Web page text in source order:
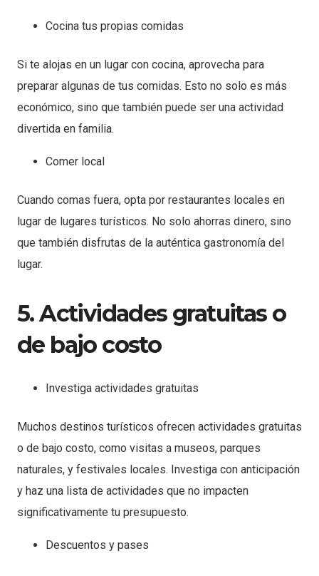
Cocina tus propias comidas
Si te alojas en un lugar con cocina, aprovecha para
preparar algunas de tus comidas. Esto no solo es más
económico, sino que también puede ser una actividad
divertida en familia.
Comer local
Cuando comas fuera, opta por restaurantes locales en
lugar de lugares turísticos. No solo ahorras dinero, sino
que también disfrutas de la auténtica gastronomía del
lugar.
5. Actividades gratuitas o
de bajo costo
Investiga actividades gratuitas
Muchos destinos turísticos ofrecen actividades gratuitas
o de bajo costo, como visitas a museos, parques
naturales, y festivales locales. Investiga con anticipación
y haz una lista de actividades que no impacten
significativamente tu presupuesto.
Descuentos y pases